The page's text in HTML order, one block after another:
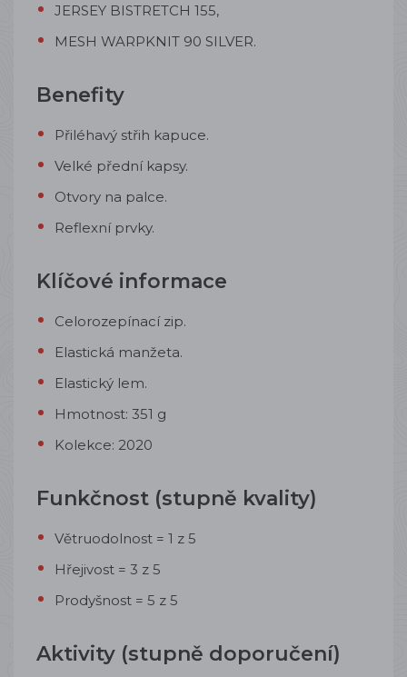
JERSEY BISTRETCH 155,
MESH WARPKNIT 90 SILVER.
Benefity
Přiléhavý střih kapuce.
Velké přední kapsy.
Otvory na palce.
Reflexní prvky.
Klíčové informace
Celorozepínací zip.
Elastická manžeta.
Elastický lem.
Hmotnost: 351 g
Kolekce: 2020
Funkčnost (stupně kvality)
Větruodolnost = 1 z 5
Hřejivost = 3 z 5
Prodyšnost = 5 z 5
Aktivity (stupně doporučení)